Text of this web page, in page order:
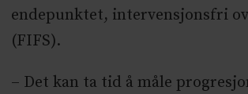
endepunktet, intervensjonsfri
(FIFS).
– Det kan ta tid å måle